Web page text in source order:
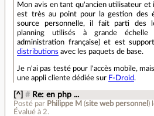
Mon avis en tant qu'ancien utilisateur et
est très au point pour la gestion des
source personnelle, il fait parti des
planning utilisés à grande
administration française) et est
distributions avec les paquets de base.
Je n'ai pas testé pour l'accès mobile,
une appli cliente dédiée sur F-Droid.
[^] # Re: en php ...
Posté par Philippe M (site web personnel )
Évalué à 2.